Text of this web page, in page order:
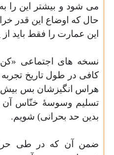
می شود و بیشتر این را
حال که اوضاع این
این عمارت را فقط باید
نسخه های اجتماعی «کن
کافی در طول تاریخ تجربه
هراس انگیزشان بس بیش
تسلیم وسوسهٔ خنّاس آن
بدین حد بحرانی) شویم.
ضمن آن که در طی